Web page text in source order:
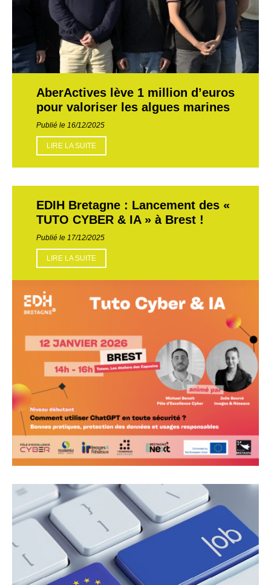
AberActives lève 1 million d’euros
pour valoriser les algues marines
Publié le 16/12/2025
LIRE LA SUITE
EDIH Bretagne : Lancement des «
TUTO CYBER & IA » à Brest !
Publié le 17/12/2025
LIRE LA SUITE